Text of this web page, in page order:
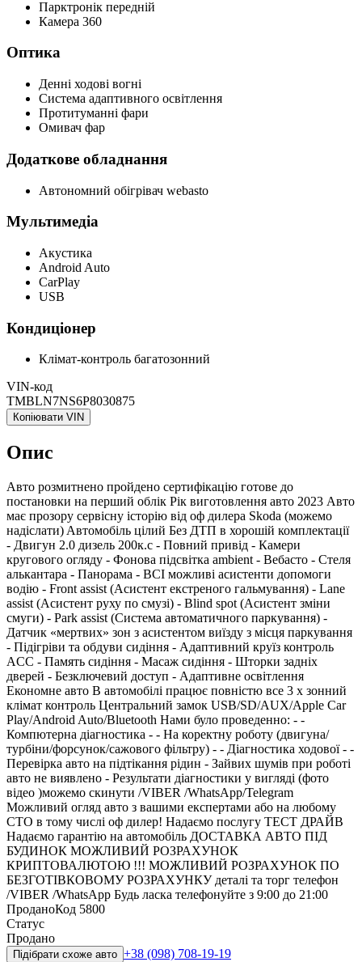
Парктронік передній
Камера 360
Оптика
Денні ходові вогні
Система адаптивного освітлення
Протитуманні фари
Омивач фар
Додаткове обладнання
Автономний обігрівач webasto
Мультимедіа
Акустика
Android Auto
CarPlay
USB
Кондиціонер
Клімат-контроль багатозонний
VIN-код
TMBLN7NS6P8030875
Копіювати VIN
Опис
Авто розмитнено пройдено сертифікацію готове до
постановки на перший облік Рік виготовлення авто 2023 Авто
має прозору сервісну історію від оф дилера Skoda (можемо
надіслати) Aвтомобіль цілий Без ДТП в хорошій комплектації
- Двигун 2.0 дизель 200к.с - Повний привід - Камери
кругового огляду - Фонова підсвітка ambient - Вебасто - Стеля
алькантара - Панорама - ВСІ можливі асистенти допомоги
водію - Front assist (Асистент екстреного гальмування) - Lane
assist (Асистент руху по смузі) - Blind spot (Асистент зміни
смуги) - Park assist (Система автоматичного паркування) -
Датчик «мертвих» зон з асистентом виїзду з місця паркування
- Підігріви та обдуви сидіння - Адаптивний круїз контроль
ACC - Память сидіння - Масаж сидіння - Шторки задніх
дверей - Безключевий доступ - Адаптивне освітлення
Економне авто В автомобілі працює повністю все 3 х зонний
клімат контроль Центральний замок USB/SD/AUX/Apple Car
Play/Android Auto/Bluetooth Нами було проведенно: - -
Компютерна діагностика - - На коректну роботу (двигуна/
турбіни/форсунок/сажового фільтру) - - Діагностика ходової - -
Перевірка авто на підтікання рідин - Зайвих шумів при роботі
авто не виявлено - Результати діагностики у вигляді (фото
відео )можемо скинути /VIBER /WhatsApp/Telegram
Можливий огляд авто з вашими експертами або на любому
СТО в тому числі оф дилер! Надаємо послугу ТЕСТ ДРАЙВ
Надаємо гарантію на автомобіль ДОСТАВКА АВТО ПІД
БУДИНОК МОЖЛИВИЙ РОЗРАХУНОК
КРИПТОВАЛЮТОЮ !!! МОЖЛИВИЙ РОЗРАХУНОК ПО
БЕЗГОТІВКОВОМУ РОЗРАХУНКУ деталі та торг телефон
/VIBER /WhatsApp Будь ласка телефонуйте з 9:00 до 21:00
ПроданоКод 5800
Статус
Продано
Підібрати схоже авто +38 (098) 708-19-19